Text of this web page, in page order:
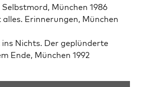
München 1986
alles. Erin­nerun­gen, München
Nichts. Der geplün­derte
Ende, München 1992